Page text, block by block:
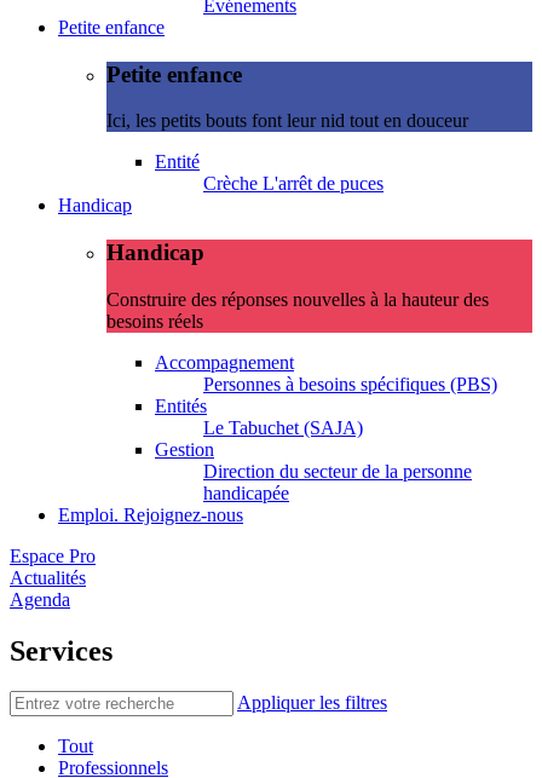
Evénements
Petite enfance
Petite enfance
Ici, les petits bouts font leur nid tout en douceur
Entité
Crèche L'arrêt de puces
Handicap
Handicap
Construire des réponses nouvelles à la hauteur des
besoins réels
Accompagnement
Personnes à besoins spécifiques (PBS)
Entités
Le Tabuchet (SAJA)
Gestion
Direction du secteur de la personne
handicapée
Emploi. Rejoignez-nous
Espace Pro
Actualités
Agenda
Services
Appliquer les filtres
Tout
Professionnels